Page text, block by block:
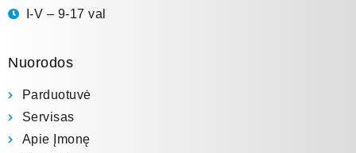
I-V – 9-17 val
Nuorodos
Parduotuvė
Servisas
Apie Įmonę